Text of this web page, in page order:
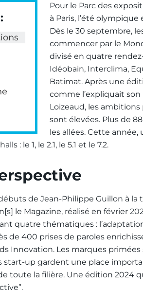
Pour le Parc des
à Paris, l’été
Dès le 30 septembre,
commencer par le
divisé en quatre
Idéobain, Interclima,
Batimat. Après une
comme l’expliquait
Loizeaud, les
sont élevées. Plus de
les allées. Cette année,
: le 1, le 2.1, le 5.1 et le 7.2.
de Jean-Philippe Guillon à
le Magazine, réalisé en février
quatre thématiques :
de 400 prises de paroles
Innovation. Les marques
start-up gardent une place
toute la filière. Une édition 2024